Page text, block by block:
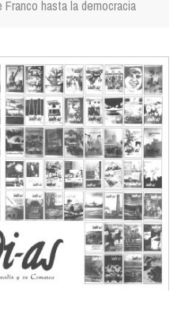
hasta la democracia